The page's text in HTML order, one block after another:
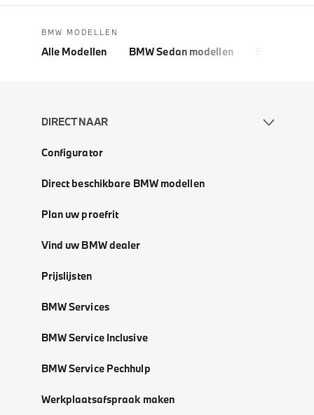
BMW MODELLEN
Alle Modellen BMW Sedan modellen
DIRECT NAAR
Configurator
Direct beschikbare BMW modellen
Plan uw proefrit
Vind uw BMW dealer
Prijslijsten
BMW Services
BMW Service Inclusive
BMW Service Pechhulp
Werkplaatsafspraak maken